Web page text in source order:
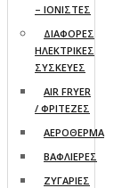
– ΙΟΝΙΣΤΕΣ
ΔΙΑΦΟΡΕΣ
ΗΛΕΚΤΡΙΚΕΣ
ΣΥΣΚΕΥΕΣ
AIR FRYER
/ ΦΡΙΤΕΖΕΣ
ΑΕΡΟΘΕΡΜΑ
ΒΑΦΛΙΕΡΕΣ
ΖΥΓΑΡΙΕΣ